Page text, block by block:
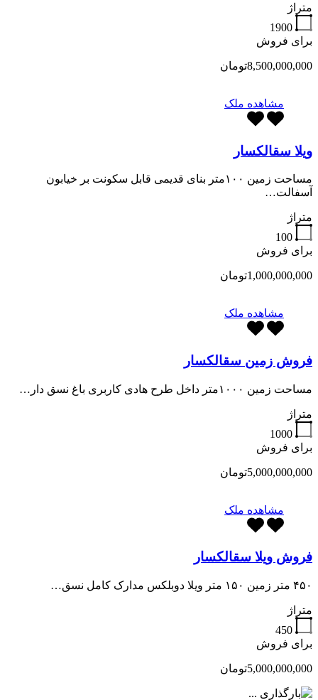
متراژ
1900
برای فروش
8,500,000,000تومان
مشاهده ملک
ویلا سقالکسار
مساحت زمین ۱۰۰متر بنای قدیمی قابل سکونت بر خیابون
آسفالت…
متراژ
100
برای فروش
1,000,000,000تومان
مشاهده ملک
فروش زمین سقالکسار
مساحت زمین ۱۰۰۰متر داخل طرح هادی کاربری باغ نسق دار…
متراژ
1000
برای فروش
5,000,000,000تومان
مشاهده ملک
فروش ویلا سقالکسار
۴۵۰ متر زمین ۱۵۰ متر ویلا دوبلکس مدارک کامل نسق…
متراژ
450
برای فروش
5,000,000,000تومان